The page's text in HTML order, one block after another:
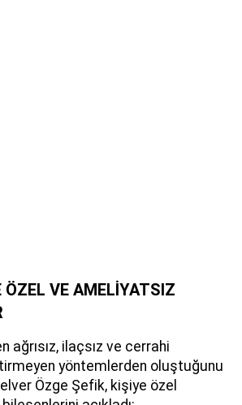
ÖZEL VE AMELİYATSIZ
ağrısız, ilaçsız ve cerrahi
yöntemlerden oluştuğunu
Özge Şefik, kişiye özel